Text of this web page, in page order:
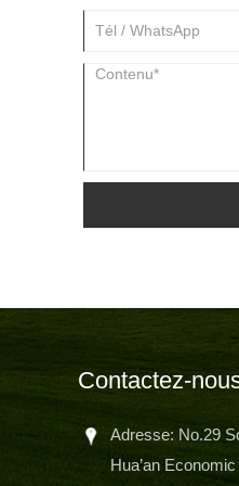
Contactez-
Adresse: No.29
Hua’an